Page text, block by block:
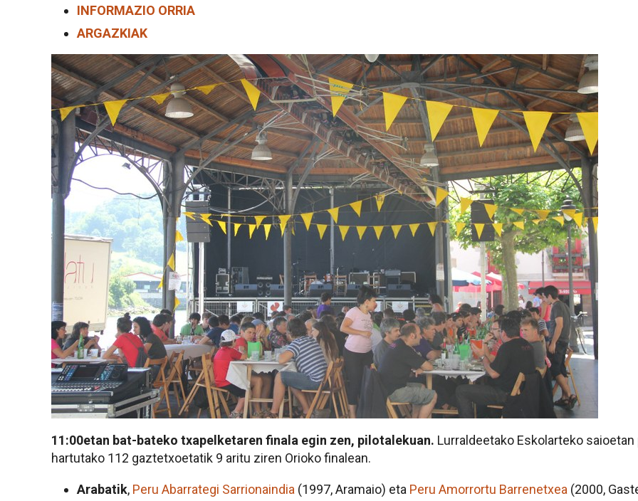
INFORMAZIO ORRIA
ARGAZKIAK
11:00etan bat-bateko txapelketaren finala egin zen, pilotalekuan. Lurraldeetako Eskolarteko saioetan
hartutako 112 gaztetxoetatik 9 aritu ziren Orioko finalean.
Arabatik, Peru Abarrategi Sarrionaindia (1997, Aramaio) eta Peru Amorrortu Barrenetxea (2000,